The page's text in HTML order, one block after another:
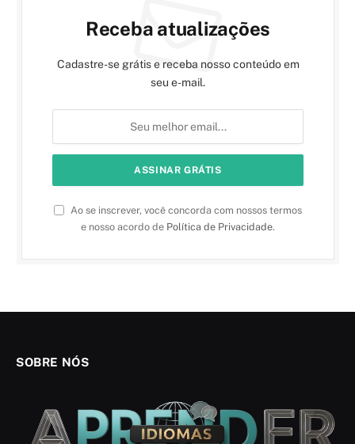
Receba atualizações
Cadastre-se grátis e receba nosso conteúdo em
seu e-mail.
Ao se inscrever, você concorda com nossos termos
e nosso acordo de Política de Privacidade.
SOBRE NÓS